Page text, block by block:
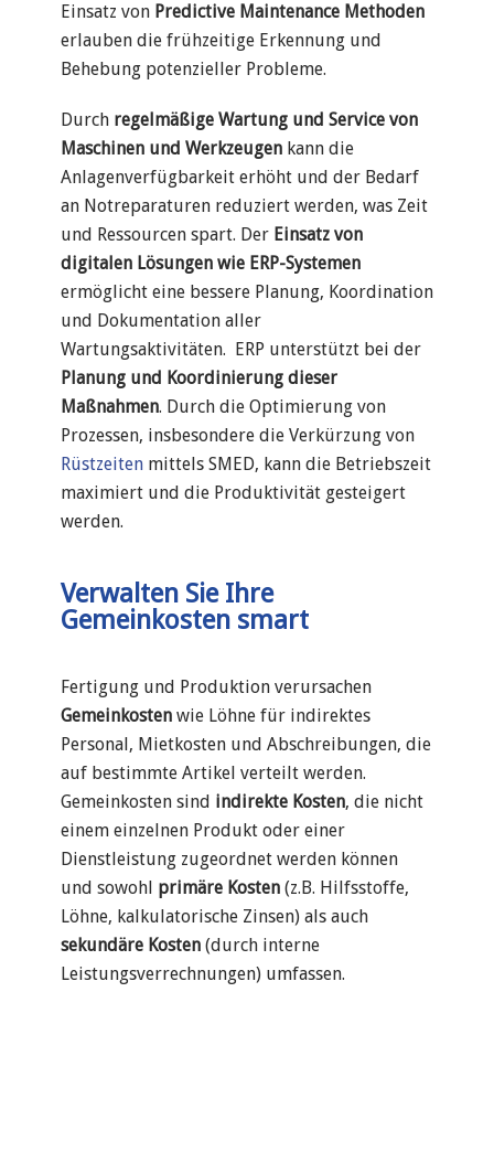
Einsatz von Predictive Maintenance Methoden
erlauben die frühzeitige Erkennung und
Behebung potenzieller Probleme.
Durch regelmäßige Wartung und Service von
Maschinen und Werkzeugen kann die
Anlagenverfügbarkeit erhöht und der Bedarf
an Notreparaturen reduziert werden, was Zeit
und Ressourcen spart. Der Einsatz von
digitalen Lösungen wie ERP-Systemen
ermöglicht eine bessere Planung, Koordination
und Dokumentation aller
Wartungsaktivitäten. ERP unterstützt bei der
Planung und Koordinierung dieser
Maßnahmen. Durch die Optimierung von
Prozessen, insbesondere die Verkürzung von
Rüstzeiten mittels SMED, kann die Betriebszeit
maximiert und die Produktivität gesteigert
werden.
Verwalten Sie Ihre
Gemeinkosten smart
Fertigung und Produktion verursachen
Gemeinkosten wie Löhne für indirektes
Personal, Mietkosten und Abschreibungen, die
auf bestimmte Artikel verteilt werden.
Gemeinkosten sind indirekte Kosten, die nicht
einem einzelnen Produkt oder einer
Dienstleistung zugeordnet werden können
und sowohl primäre Kosten (z.B. Hilfsstoffe,
Löhne, kalkulatorische Zinsen) als auch
sekundäre Kosten (durch interne
Leistungsverrechnungen) umfassen.